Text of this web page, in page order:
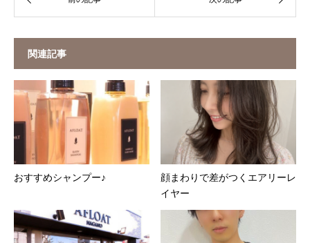
関連記事
おすすめシャンプー♪
顔まわりで差がつくエアリーレ
イヤー